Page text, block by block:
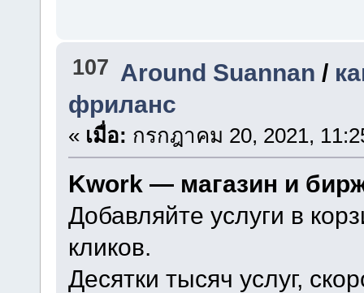
107 Around Suannan /
фриланс
« เมื่อ: กรกฎาคม 20, 2021,
Kwork — магазин и
Добавляйте услуги в
кликов.
Десятки тысяч услуг,